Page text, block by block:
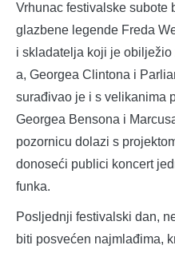
Vrhunac festivalske subote
glazbene legende Freda
i skladatelja koji je obilježio
a, Georgea Clintona i
surađivao je i s velikanima
Georgea Bensona i
pozornicu dolazi s
donoseći publici koncert
funka.
Posljednji festivalski dan,
biti posvećen najmlađima,